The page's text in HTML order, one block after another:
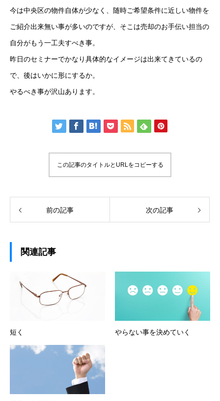
今は中央区の物件自体が少なく、随時ご希望条件に近しい物件を
ご紹介出来無い事が多いのですが、そこは売却のお手伝い担当の
自分がもう一工夫すべき事。
昨日のセミナーでかなり具体的なイメージは出来てきているの
で、後はいかに形にするか。
やるべき事が沢山あります。
この記事のタイトルとURLをコピーする
前の記事 次の記事
関連記事
短く やらない事を決めていく